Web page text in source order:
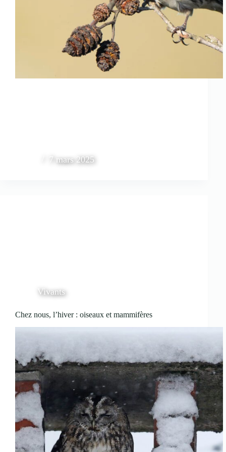
7 mars 2025
Vivants
Chez nous, l’hiver : oiseaux et mammifères